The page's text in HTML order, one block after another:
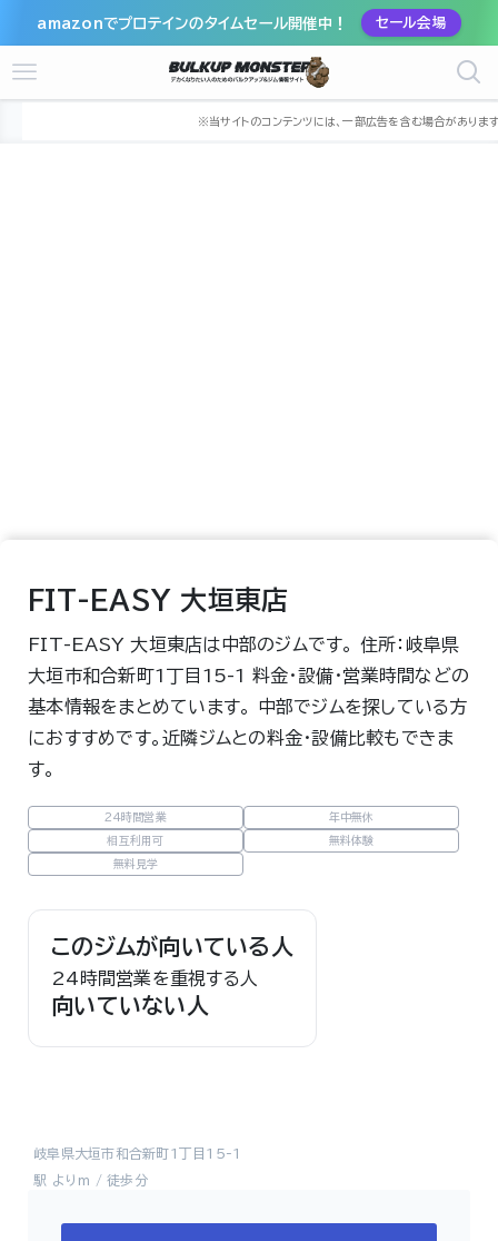
amazonでプロテインのタイムセール開催中！ セール会場
岐阜県 大垣市
FIT-EASY 大垣東店
FIT-EASY 大垣東店は中部のジムです。 住所：岐阜県
大垣市和合新町1丁目15-1 料金・設備・営業時間などの
基本情報をまとめています。 中部でジムを探している方
におすすめです。近隣ジムとの料金・設備比較もできま
す。
24時間営業 年中無休
相互利用可 無料体験
無料見学
このジムが向いている人
24時間営業を重視する人
向いていない人
岐阜県大垣市和合新町1丁目15-1
駅 よりm / 徒歩分